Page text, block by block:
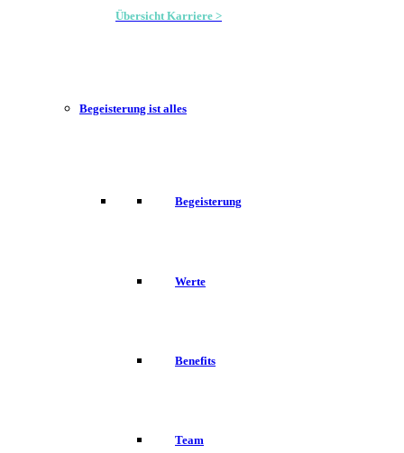
Übersicht Karriere >
Begeisterung ist alles
Begeisterung
Werte
Benefits
Team